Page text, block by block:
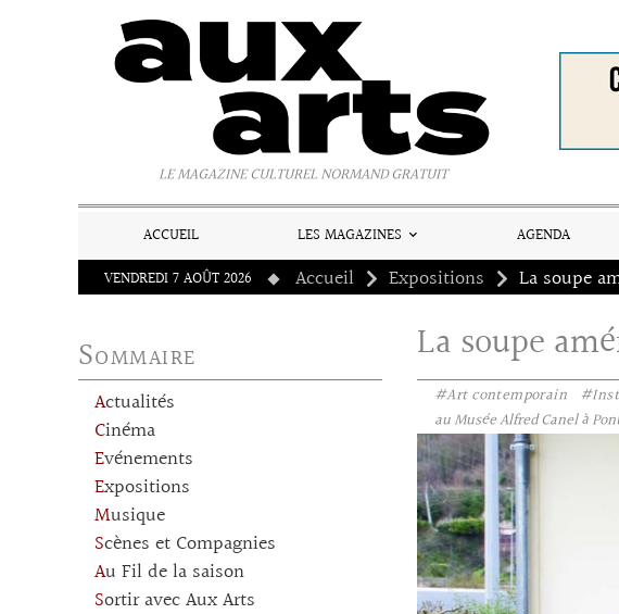
LE MAGAZINE CULTUREL NORMAND GRATUIT
ACCUEIL LES MAGAZINES AGENDA
VENDREDI 7 AOÛT 2026
Accueil Expositions
Sommaire
Actualités
Cinéma
Evénements
Expositions
Musique
Scènes et Compagnies
Au Fil de la saison
Sortir avec Aux Arts
La soupe
#Art contemporain
au Musée Alfred Canel à
Panneau de gestion des cookies